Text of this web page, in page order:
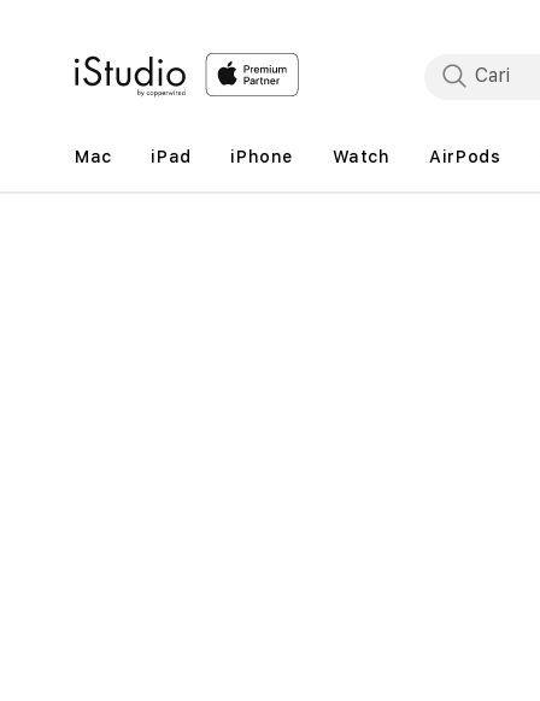
Mac iPad iPhone Watch AirPods